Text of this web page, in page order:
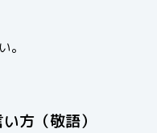
。
方（敬語）